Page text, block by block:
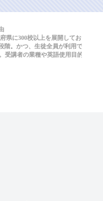
県に300校以上を展開しており、
階。かつ、生徒全員が利用できる
受講者の業種や英語使用目的に応